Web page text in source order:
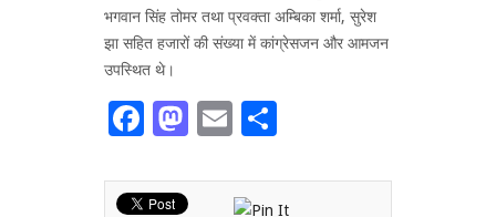
भगवान सिंह तोमर तथा प्रवक्ता अम्बिका शर्मा, सुरेश
झा सहित हजारों की संख्या में कांग्रेसजन और आमजन
उपस्थित थे।
Facebook
Mastodon
Email